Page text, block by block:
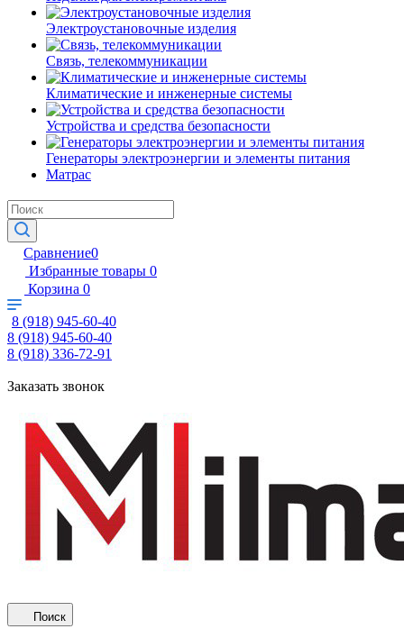
Электроустановочные изделия
Связь, телекоммуникации
Климатические и инженерные системы
Устройства и средства безопасности
Генераторы электроэнергии и элементы питания
Матрас
Сравнение0
Избранные товары 0
Корзина 0
8 (918) 945-60-40
8 (918) 945-60-40
8 (918) 336-72-91
Заказать звонок
Поиск